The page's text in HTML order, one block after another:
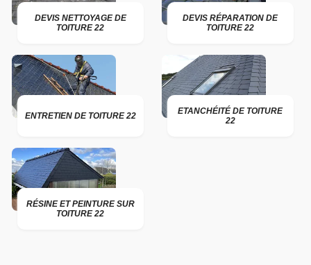
DEVIS NETTOYAGE DE
TOITURE 22
DEVIS RÉPARATION DE
TOITURE 22
ENTRETIEN DE TOITURE 22
ETANCHÉITÉ DE TOITURE
22
RÉSINE ET PEINTURE SUR
TOITURE 22